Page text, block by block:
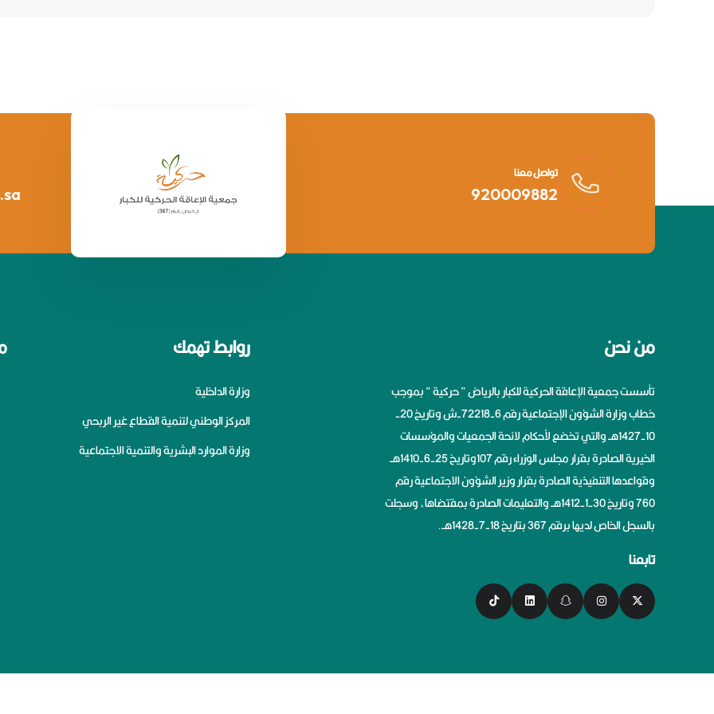
تواصل معنا
920009882
من نحن
تأسست جمعية الإعاقة الحركية للكبار بالرياض ” حركية ” بموجب
خطاب وزارة الشؤون الإجتماعية رقم 6-72218-ش وتاريخ 20-
10-1427هــ والتي تخضع لأحكام لائحة الجمعيات والمؤسسات
الخيرية الصادرة بقرار مجلس الوزراء رقم 107وتاريخ 25-6-1410هــ
وقواعدها التنفيذية الصادرة بقرار وزير الشؤون الاجتماعية رقم
760 وتاريخ 30-1-1412هــ والتعليمات الصادرة بمقتضاها، وسجلت
بالسجل الخاص لديها برقم 367 بتاريخ 18-7-1428هــ.
تابعنا
روابط تهمك
وزارة الداخلية
المركز الوطني لتنمية القطاع غير الربحي
وزارة الموارد البشرية والتنمية الاجتماعية